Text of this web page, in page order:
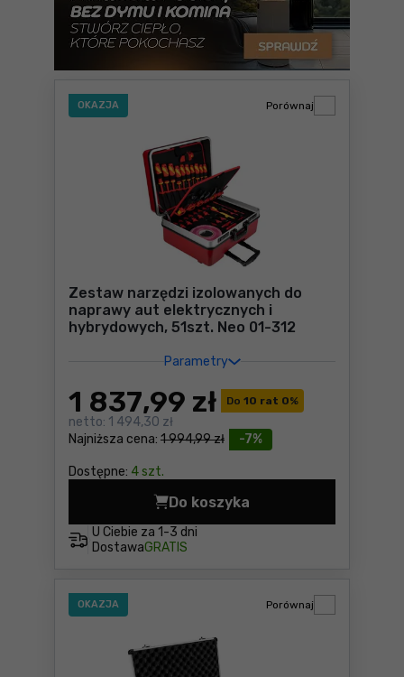
OKAZJA
Zestaw narzędzi izolowanych do
naprawy aut elektrycznych i
hybrydowych, 51szt. Neo 01-312
Parametry
Do 10 rat 0%
-7%
Najniższa cena: 1 994,99 zł
1 837,99 zł
netto: 1 494,30 zł
Dostępne: 4 szt.
Porównaj
U Ciebie za 1-3 dni
DostawaGRATIS
Do koszyka
Zestaw narzędzi
OKAZJA Porównaj